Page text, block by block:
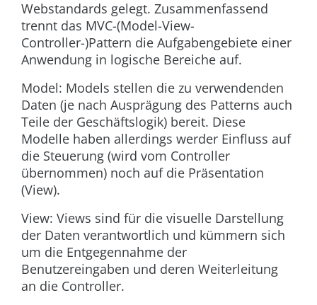
Webstandards gelegt. Zusammenfassend
trennt das MVC-(Model-View-
Controller-)Pattern die Aufgabengebiete einer
Anwendung in logische Bereiche auf.
Model: Models stellen die zu verwendenden
Daten (je nach Ausprägung des Patterns auch
Teile der Geschäftslogik) bereit. Diese
Modelle haben allerdings werder Einfluss auf
die Steuerung (wird vom Controller
übernommen) noch auf die Präsentation
(View).
View: Views sind für die visuelle Darstellung
der Daten verantwortlich und kümmern sich
um die Entgegennahme der
Benutzereingaben und deren Weiterleitung
an die Controller.